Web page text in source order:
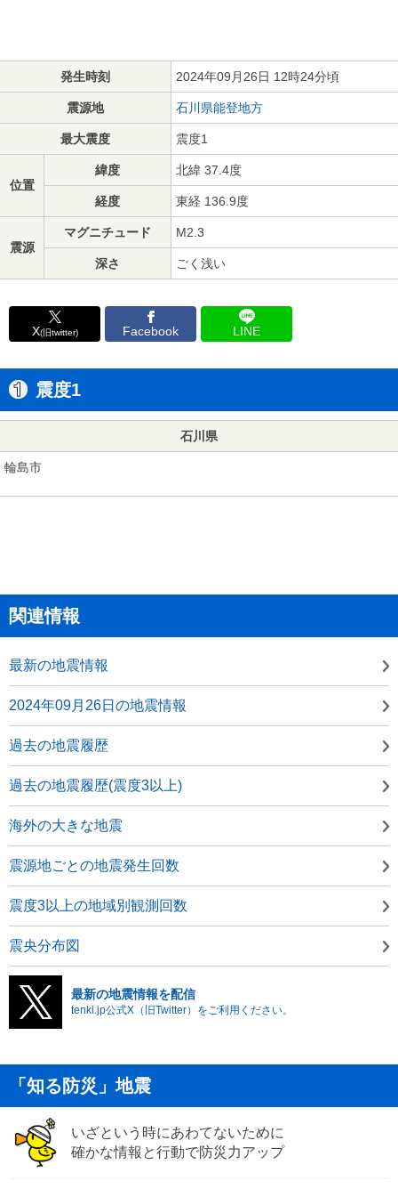
発生時刻 2024年09月26日 12時24分頃
震源地 石川県能登地方
最大震度 震度1
位置
緯度 北緯 37.4度
経度 東経 136.9度
震源
マグニチュード M2.3
深さ ごく浅い
X(旧twitter) Facebook LINE
震度1
石川県
輪島市
関連情報
最新の地震情報
2024年09月26日の地震情報
過去の地震履歴
過去の地震履歴(震度3以上)
海外の大きな地震
震源地ごとの地震発生回数
震度3以上の地域別観測回数
震央分布図
最新の地震情報を配信
tenki.jp公式X（旧Twitter）をご利用ください。
「知る防災」地震
いざという時にあわてないために
確かな情報と行動で防災力アップ